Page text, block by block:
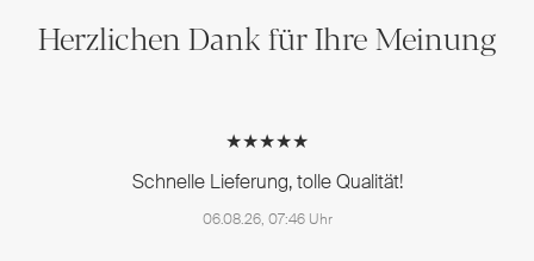
Herzlichen Dank für Ihre Meinung
★★★★★
Schnelle Lieferung, tolle Qualität!
06.08.26, 07:46 Uhr